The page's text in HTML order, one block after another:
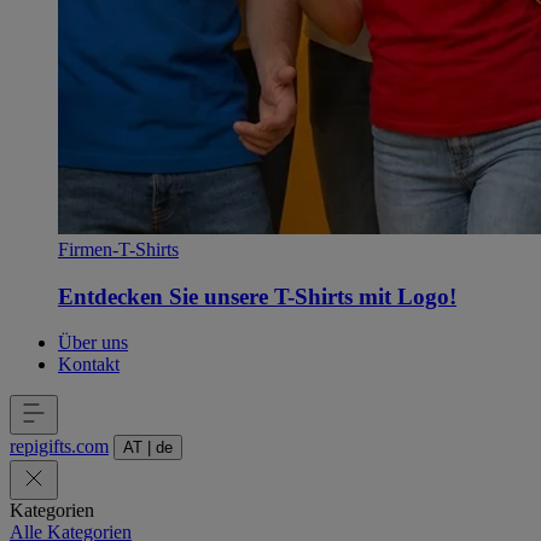
Firmen-T-Shirts
Entdecken Sie unsere T-Shirts mit Logo!
Über uns
Kontakt
repigifts.com AT de
Kategorien
Alle Kategorien